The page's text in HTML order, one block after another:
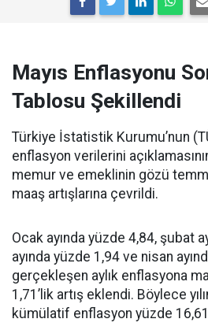
Mayıs Enflasyonu
Tablosu Şekillendi
Türkiye İstatistik Kurumu’nun
enflasyon verilerini
memur ve emeklinin gözü
maaş artışlarına çevrildi.
Ocak ayında yüzde 4,84, şubat
ayında yüzde 1,94 ve nisan
gerçekleşen aylık enflasyona
1,71’lik artış eklendi. Böylece
kümülatif enflasyon yüzde